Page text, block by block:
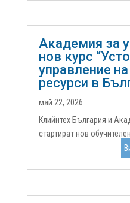
Академия за
нов курс
управление
ресурси в
май 22, 2026
Клийнтех България и
стартират нов
„Устойчивото
България“. Основните